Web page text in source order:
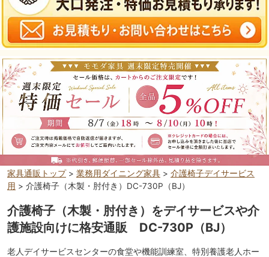
家具通販トップ> 業務用ダイニング家具 > 介護椅子デイサービス
用 > 介護椅子（木製・肘付き）DC-730P（BJ）
介護椅子（木製・肘付き）をデイサービスや介
護施設向けに格安通販 DC-730P（BJ）
老人デイサービスセンターの食堂や機能訓練室、特別養護老人ホー